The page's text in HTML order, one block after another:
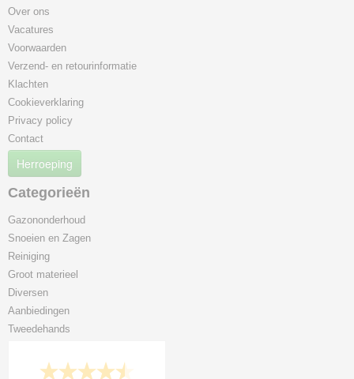
Over ons
Vacatures
Voorwaarden
Verzend- en retourinformatie
Klachten
Cookieverklaring
Privacy policy
Contact
Herroeping
Categorieën
Gazononderhoud
Snoeien en Zagen
Reiniging
Groot materieel
Diversen
Aanbiedingen
Tweedehands